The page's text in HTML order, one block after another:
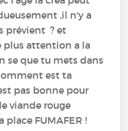
,il n'y a
prévient ? et
plus attention a la
se que tu mets dans
est ta
pas bonne pour
viande rouge
place FUMAFER !